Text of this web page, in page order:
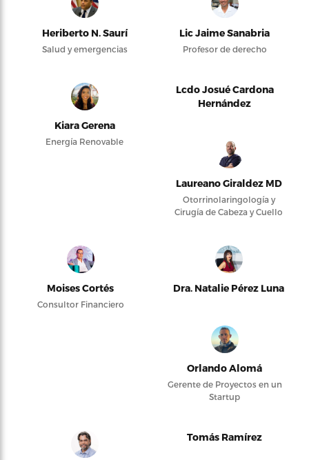
Heriberto N. Saurí
Salud y emergencias
Lic Jaime Sanabria
Profesor de derecho
Kiara Gerena
Energía Renovable
Lcdo Josué Cardona
Hernández
Laureano Giraldez MD
Otorrinolaringología y
Cirugía de Cabeza y Cuello
Moises Cortés
Consultor Financiero
Dra. Natalie Pérez Luna
Orlando Alomá
Gerente de Proyectos en un
Startup
Tomás Ramírez